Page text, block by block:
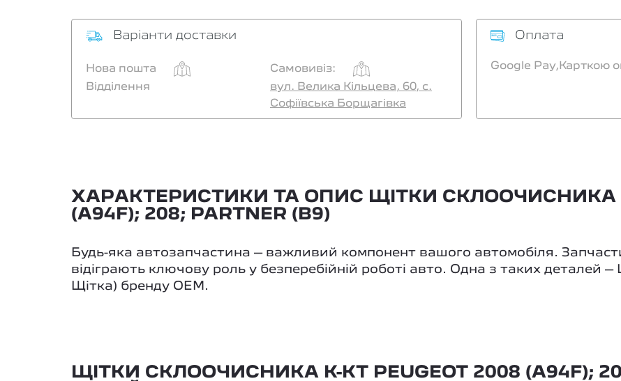
Варіанти доставки
Нова пошта
Самовивіз:
Відділення
вул. Велика Кільцева, 60, с.
Софіївська Борщагівка
Оплата
Google Pay, Карткою
ХАРАКТЕРИСТИКИ ТА ОПИС ЩІТКИ СКЛООЧИСНИКА К-
(A94F); 208; PARTNER (B9)
Будь-яка автозапчастина – важливий компонент вашого автомобіля.
відіграють ключову роль у безперебійній роботі авто. Одна з таких деталей –
Щітка) бренду OEM.
ЩІТКИ СКЛООЧИСНИКА К-КТ PEUGEOT 2008 (A94F);